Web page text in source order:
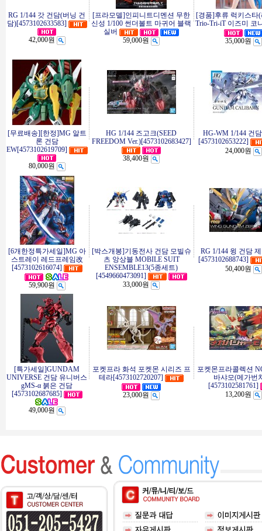
RG 1/144 갓 건담(버닝 건
담)[4573102633583]
42,000원
[프라모델]인피니트디멘션 무한
신성 1/100 썬더볼트 마귀어 블랙
실버
59,000원
[경품]후류 럭키스타
Trio-Tri-iT 이즈미 코
35,000원
[무료배송][한정]MG 알트
론 건담
EW[4573102619709]
80,000원
HG 1/144 즈고크(SEED
FREEDOM Ver.)[4573102683427]
38,400원
HG-WM 1/144 건
[4573102653222]
24,000원
[6개한정특가세일]MG 아
스트레이 레드프레임改
[4573102616074]
59,900원
[박스개봉]기동전사 건담 모빌슈
츠 앙상블 MOBILE SUIT
ENSEMBLE13(5종세트)
[4549660473091]
33,000원
RG 1/144 윙 건담
[4573102688743]
50,400원
[특가세일]GUNDAM
UNIVERSE 건담 유니버스
gMS-α 붉은 건담
[4573102687685]
49,000원
포켓프라 화석 포켓몬 시리즈 프
테라[4573102720207]
23,000원
포켓몬프라콜렉션
바샤모(메가번
[4573102581761]
13,200원